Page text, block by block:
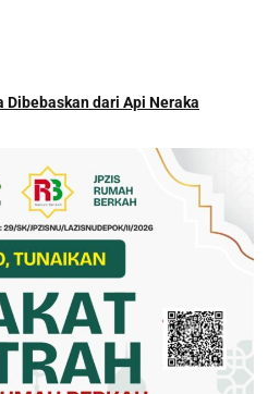
Dibebaskan dari Api Neraka